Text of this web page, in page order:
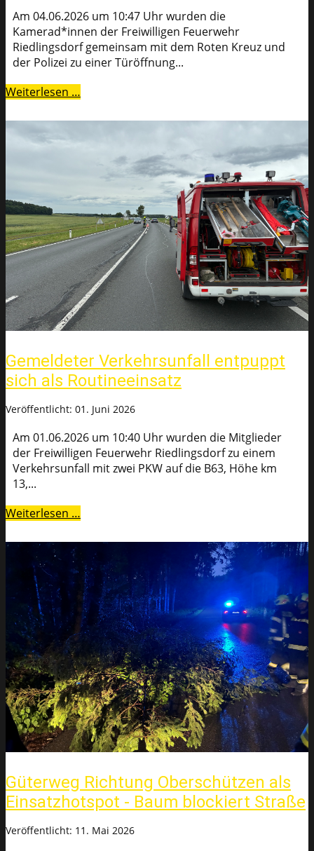
Am 04.06.2026 um 10:47 Uhr wurden die
Kamerad*innen der Freiwilligen Feuerwehr
Riedlingsdorf gemeinsam mit dem Roten Kreuz und
der Polizei zu einer Türöffnung...
Weiterlesen …
Gemeldeter Verkehrsunfall entpuppt
sich als Routineeinsatz
Veröffentlicht: 01. Juni 2026
Am 01.06.2026 um 10:40 Uhr wurden die Mitglieder
der Freiwilligen Feuerwehr Riedlingsdorf zu einem
Verkehrsunfall mit zwei PKW auf die B63, Höhe km
13,...
Weiterlesen …
Güterweg Richtung Oberschützen als
Einsatzhotspot - Baum blockiert Straße
Veröffentlicht: 11. Mai 2026